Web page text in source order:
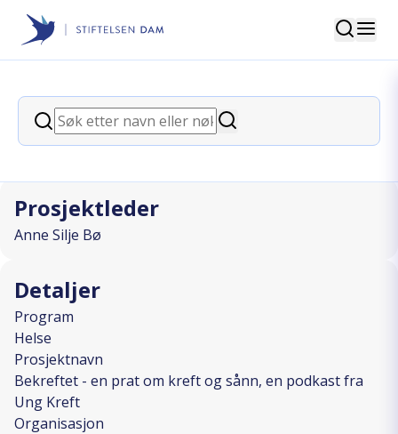
Stiftelsen Dam
Søk
Søk
Søk
back
Bekreftet - en prat om kreft og sånn,
Prosjektleder
Anne Silje Bø
Detaljer
Program
Helse
Prosjektnavn
Bekreftet - en prat om kreft og sånn, en podkast fra
Ung Kreft
Organisasjon